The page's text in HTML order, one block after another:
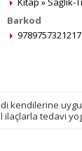
Barkod
9789757321217
kendilerine
tedavi